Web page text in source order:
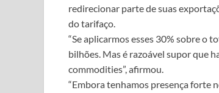
redirecionar parte de suas
do tarifaço.
“Se aplicarmos esses 30% sobre o
bilhões. Mas é razoável supor que
commodities”, afirmou.
“Embora tenhamos presença forte